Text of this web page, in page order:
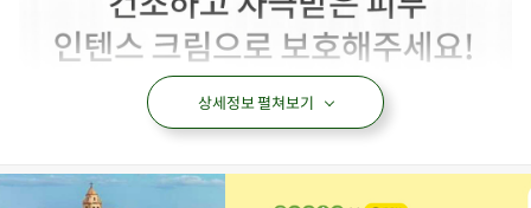
상세정보 펼쳐보기